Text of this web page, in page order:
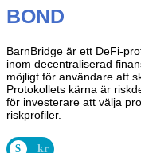
BOND
BarnBridge är ett DeFi-
inom decentraliserad
möjligt för användare att
Protokollets kärna är
för investerare att välja
riskprofiler.
$ kr